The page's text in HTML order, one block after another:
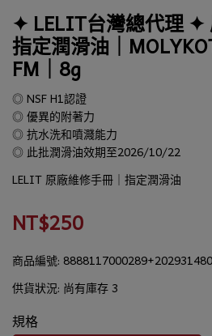
✦ LELIT台灣總代理 ✦
指定潤滑油｜
FM｜8g
◎ NSF H1認證
◎ 優異的附著力
◎ 抗水洗和噴濺能力
◎ 此批潤滑油效期至2026/10/22
LELIT 原廠維修手冊｜指定潤滑油
NT$250
商品編號:
供貨狀況: 尚有庫存 3
規格